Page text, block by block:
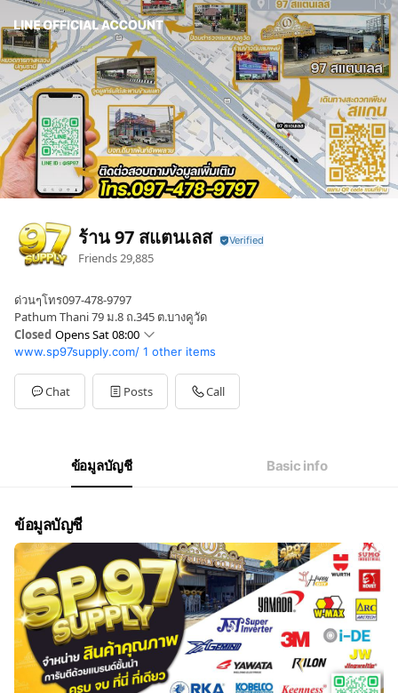
ร้าน 97 สแตนเลส
Friends29,885
ด่วนๆโทร097-478-9797
Pathum Thani 79 ม.8 ถ.345 ต.บางคูวัด
Closed Opens Sat 08:00
Sun08:00 - 17:00
Mon08:00 - 17:00
Tue08:00 - 17:00
Wed08:00 - 17:00
08:00 - 16:00
หยุดทุกวันอาทิตย์
www.sp97supply.com/ 1 other items
Chat Posts Call
ข้อมูลบัญชี Basic info
ข้อมูลบัญชี